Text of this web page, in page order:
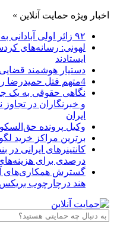
اخبار ویژه حمایت آنلاین »
۹۲ زائر اولی آبادانی به زیارت امام هشتم اعزام شدند
لهونی: رسانه‌های
ایستادند
دستیار هوشمند
4متهم قتل حمیدرضا رجب‌زاده دستگیر شدند
نگاهی حقوقی به یک
و خبرنگاران در
ایران
وکیل پرونده
برترین مراکز خرید لگو
درصدی برای هزینه‌های
گسترش همکاری‌های
هند درچارچوب بریکس